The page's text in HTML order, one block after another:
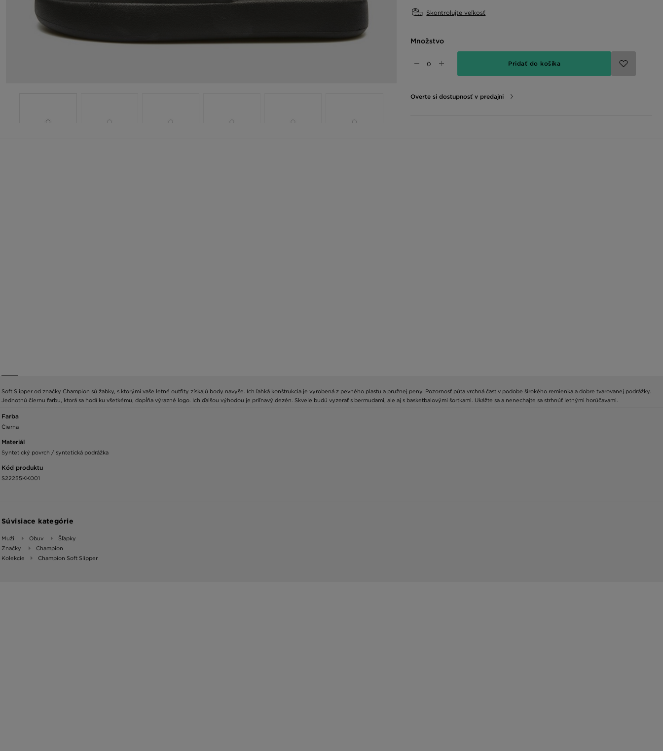
Skontrolujte veľkosť
Množstvo
Pridať do košíka
Overte si dostupnosť v predajni
Soft Slipper od značky Champion sú žabky, s ktorými vaše letné outfity získajú body navyše. Ich ľahká konštrukcia je vyrobená z pevného plastu a pružnej peny. Pozornosť púta vrchná časť v podobe širokého remienka a dobre tvarovanej podrážky.
Jednotnú čiernu farbu, ktorá sa hodí ku všetkému, dopĺňa výrazné logo. Ich ďalšou výhodou je priľnavý dezén. Skvele budú vyzerať s bermudami, ale aj s basketbalovými šortkami. Ukážte sa a nenechajte sa strhnúť letnými horúčavami.
Farba
Čierna
Materiál
Syntetický povrch / syntetická podrážka
Kód produktu
S22255KK001
Súvisiace kategórie
Muži Obuv
Šľapky
Značky
Champion
Kolekcie
Champion Soft Slipper